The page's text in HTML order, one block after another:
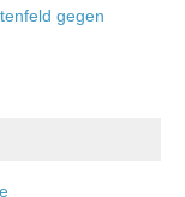
gegen